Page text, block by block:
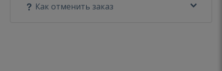
Как отменить заказ